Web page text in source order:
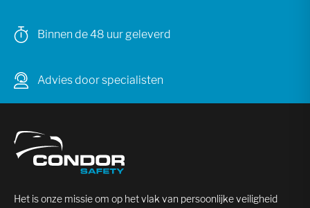
Binnen de 48 uur geleverd
Advies door specialisten
Het is onze missie om op het vlak van persoonlijke veiligheid